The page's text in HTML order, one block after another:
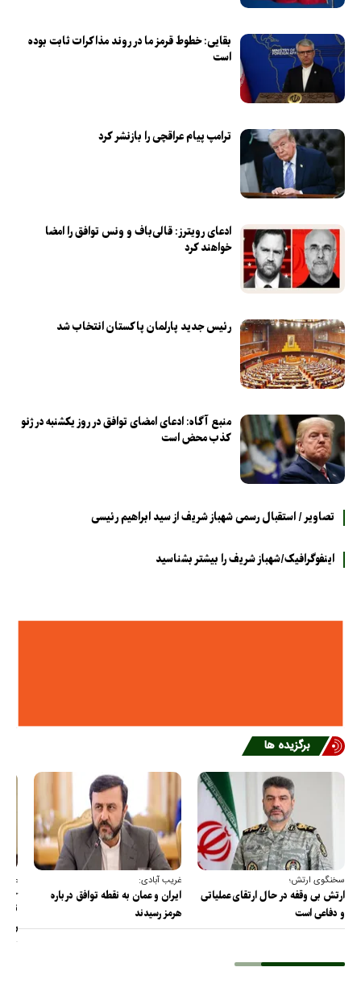
بقایی: خطوط قرمز ما در روند مذاکرات ثابت بوده
است
ترامپ پیام عراقچی را بازنشر کرد
ادعای رویترز: قالی‌باف و ونس توافق را امضا
خواهند کرد
رئیس جدید پارلمان پاکستان انتخاب شد
منبع آگاه: ادعای امضای توافق در روز یکشنبه در ژنو
کذب محض است
تصاویر / استقبال رسمی شهباز شریف از سید ابراهیم رئیسی
اینفوگرافیک/شهباز شریف را بیشتر بشناسید
برگزیده ها
سخنگوی ارتش؛
ارتش بی وقفه در حال ارتقای عملیاتی
و دفاعی است
غریب آبادی:
ایران و عمان به نقطه توافق درباره
هرمز رسیدند
عضو
را